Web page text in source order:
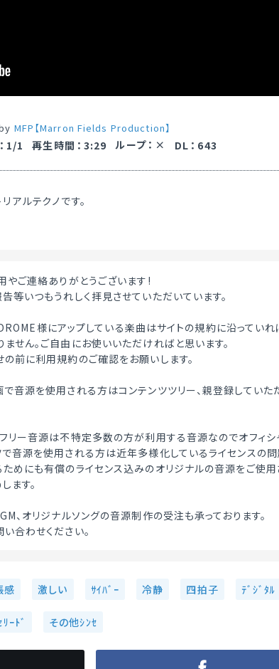
MFP【Marron Fields Production】
： 1/1 再生時間 ： 3:29 ループ ： DL ： 643
アルテクノです。
やご連絡ありがとうございます!
等いつもうれしく拝見させていただいています。
様にアップしている楽曲はサイトの規約に沿ってい
せん。ご自由にお使いいただければと思います。
前に利用規約のご確認をお願いします。
音源を使用される方はコンテンツツリー、親登録していた
フリー音源は不特定多数の方が利用する音源なのでオフィ
音源を使用される方は近年多様化しているライセンスの問
めにも有償のライセンス込みのオリジナルの音源をご使用
ます。
、オリジナルソングの音源制作の受注も承っております。
合わせください。
感 激しい ｻｲﾊﾞｰ 冷静 四拍子 ﾃﾞｼﾞﾀﾙ
ｰﾄﾞ その他ｼﾝｾ